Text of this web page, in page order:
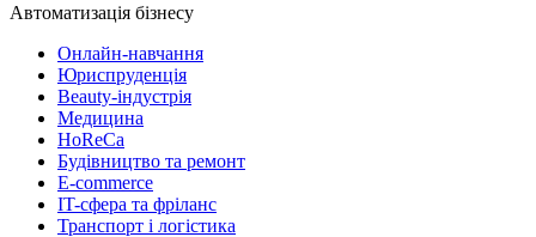
Автоматизація бізнесу
Онлайн-навчання
Юриспруденція
Beauty-індустрія
Медицина
HoReCa
Будівництво та ремонт
E-commerce
IT-сфера та фріланс
Транспорт і логістика